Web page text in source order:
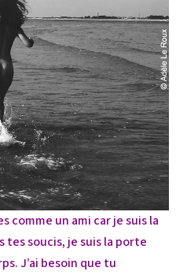
comme un ami car je suis la
soucis, je suis la porte
J’ai besoin que tu